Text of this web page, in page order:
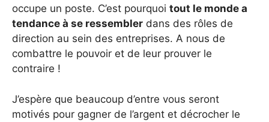
occupe un poste. C’est pourquoi tout le monde a
tendance à se ressembler dans des rôles de
direction au sein des entreprises. A nous de
combattre le pouvoir et de leur prouver le
contraire !
J’espère que beaucoup d’entre vous seront
motivés pour gagner de l’argent et décrocher le